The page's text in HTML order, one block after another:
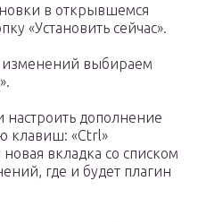
в открывшемся
«Установить сейчас».
изменений выбираем
настроить дополнение
клавиш: «Ctrl»
вкладка со списком
где и будет плагин